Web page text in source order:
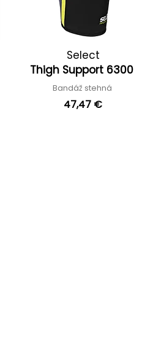
Select
Thigh Support 6300
Bandáž stehná
47,47 €